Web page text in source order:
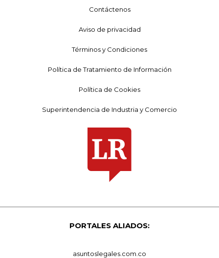
Contáctenos
Aviso de privacidad
Términos y Condiciones
Política de Tratamiento de Información
Política de Cookies
Superintendencia de Industria y Comercio
PORTALES ALIADOS:
asuntoslegales.com.co